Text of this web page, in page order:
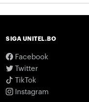
SIGA UNITEL.BO
Facebook
Twitter
TikTok
Instagram